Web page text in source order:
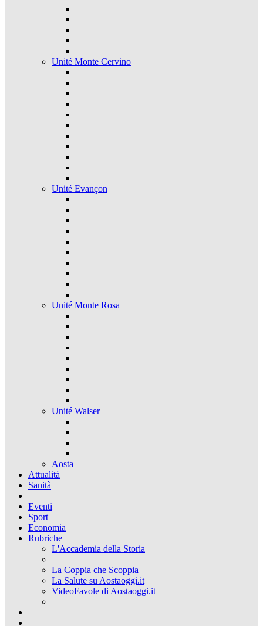
Unité Monte Cervino
Unité Evançon
Unité Monte Rosa
Unité Walser
Aosta
Attualità
Sanità
Eventi
Sport
Economia
Rubriche
L'Accademia della Storia
La Coppia che Scoppia
La Salute su Aostaoggi.it
VideoFavole di Aostaoggi.it